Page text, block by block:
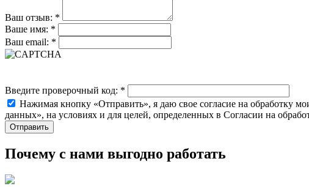
Ваш отзыв: *
Ваше имя: *
Ваш email: *
Введите проверочный код: *
Нажимая кнопку «Отправить», я даю свое согласие на обработку
данных», на условиях и для целей, определенных в Согласии на
Почему с нами выгодно работать